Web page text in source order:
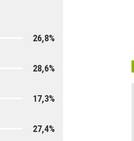
26,8%
28,6%
17,3%
27,4%